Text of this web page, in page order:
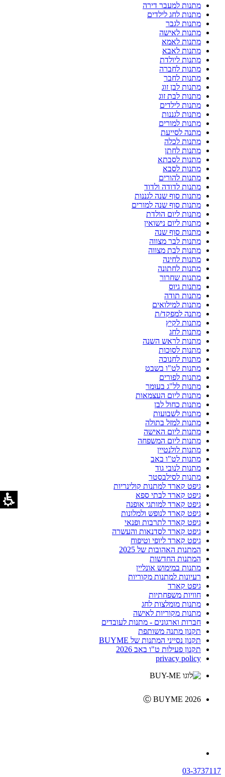
מתנות למעבר דירה
מתנות לחג לילדים
מתנות לגבר
מתנות לאישה
מתנות לאמא
מתנות לאבא
מתנות ליולדת
מתנות לחברה
מתנות לחבר
מתנות לבן זוג
מתנות לבת זוג
מתנות לילדים
מתנות לגננות
מתנות למורים
מתנה לסייעת
מתנות לכלה
מתנות לחתן
מתנות לסבתא
מתנות לסבא
מתנות להורים
מתנות לדודה ולדוד
מתנות סוף שנה לגננות
מתנות סוף שנה למורים
מתנות ליום הולדת
מתנות ליום נישואין
מתנות סוף שנה
מתנות לבר מצווה
מתנות לבת מצווה
מתנות לחינה
מתנות לחתונה
מתנות שחרור
מתנות גיוס
מתנות תודה
מתנות למילואים
מתנה למפקד/ת
מתנות לקיץ
מתנות לחג
מתנות לראש השנה
מתנות לסוכות
מתנות לחנוכה
מתנות לט"ו בשבט
מתנות לפורים
מתנות לל"ג בעומר
מתנות ליום העצמאות
מתנות כחול לבן
מתנות לשבועות
מתנות למזל בתולה
מתנות ליום האישה
מתנות ליום המשפחה
מתנות לולנטיין
מתנות לט"ו באב
מתנות לנובי גוד
מתנות לסילבסטר
גיפט קארד למתנות קולינריות
גיפט קארד לבתי ספא
גיפט קארד למותגי אופנה
גיפט קארד לנופש ולמלונות
גיפט קארד לתרבות ופנאי
גיפט קארד לסדנאות והעשרה
גיפט קארד ליופי וטיפוח
המתנות האהובות של 2025
המתנות החדשות
מתנות במימוש אונליין
רעיונות למתנות מקוריות
גיפט קארד
חוויות משפחתיות
מתנות מומלצות לחג
מתנות מקוריות לאישה
חברות וארגונים - מתנות לעובדים
תקנון מתנה משותפת
תקנון נסייני המתנות של BUYME
תקנון פעילות ט"ו באב 2026
privacy policy
Ⓒ BUYME 2026
03-3737117